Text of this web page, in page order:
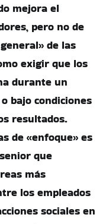
mejora el
pero no de
de las
exigir que los
durante un
bajo condiciones
resultados.
de «enfoque» es
que
más
los empleados
sociales en